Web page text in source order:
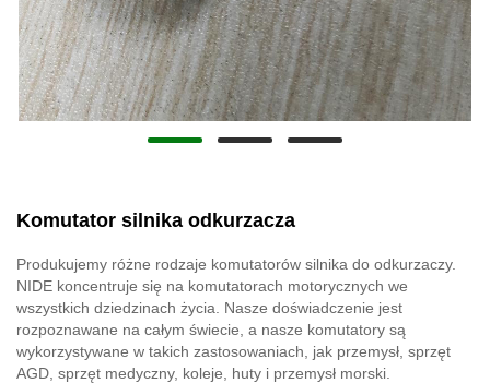
Komutator silnika odkurzacza
Produkujemy różne rodzaje komutatorów silnika do odkurzaczy.
NIDE koncentruje się na komutatorach motorycznych we
wszystkich dziedzinach życia. Nasze doświadczenie jest
rozpoznawane na całym świecie, a nasze komutatory są
wykorzystywane w takich zastosowaniach, jak przemysł, sprzęt
AGD, sprzęt medyczny, koleje, huty i przemysł morski.